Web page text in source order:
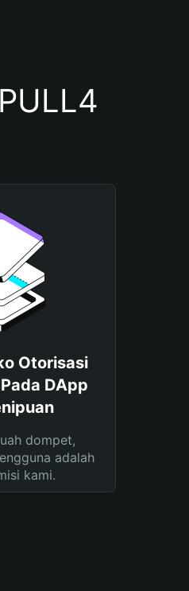
Otorisasi
DApp
dompet,
adalah
kami.